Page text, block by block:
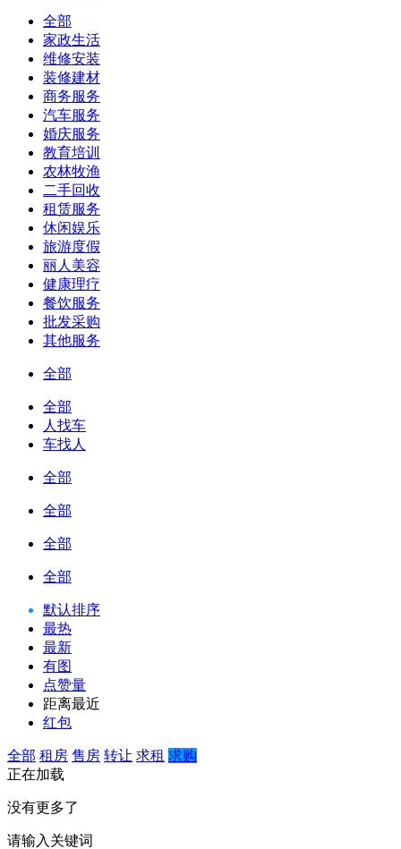
全部
家政生活
维修安装
装修建材
商务服务
汽车服务
婚庆服务
教育培训
农林牧渔
二手回收
租赁服务
休闲娱乐
旅游度假
丽人美容
健康理疗
餐饮服务
批发采购
其他服务
全部
全部
人找车
车找人
全部
全部
全部
全部
默认排序
最热
最新
有图
点赞量
距离最近
红包
全部 租房 售房 转让 求租 求购
正在加载
没有更多了
请输入关键词